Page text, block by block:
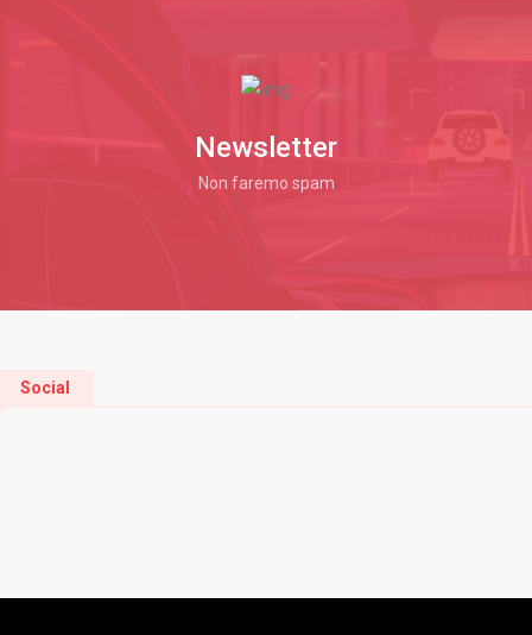
Newsletter
Non faremo spam
Social